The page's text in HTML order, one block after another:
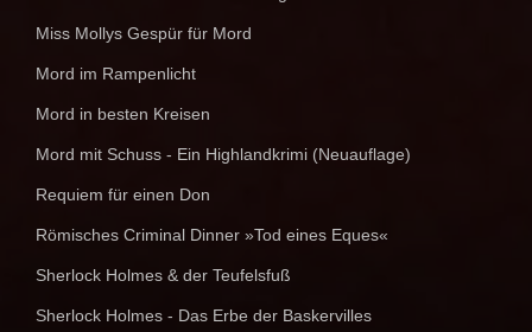
Miss Mollys Gespür für Mord
Mord im Rampenlicht
Mord in besten Kreisen
Mord mit Schuss - Ein Highlandkrimi (Neuauflage)
Requiem für einen Don
Römisches Criminal Dinner »Tod eines Eques«
Sherlock Holmes & der Teufelsfuß
Sherlock Holmes - Das Erbe der Baskervilles